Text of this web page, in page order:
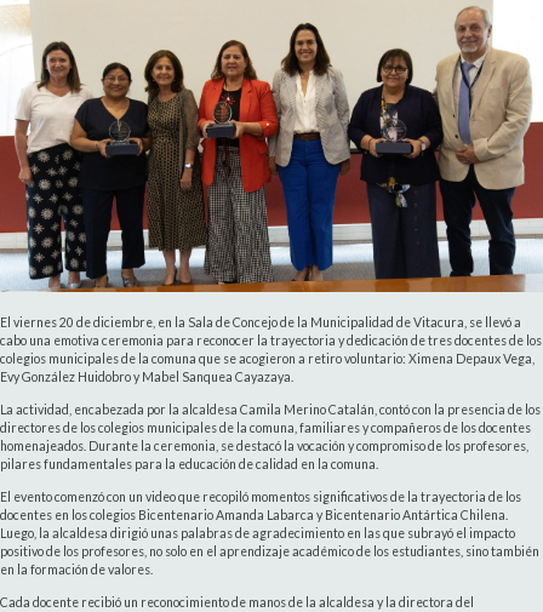
El viernes 20 de diciembre, en la Sala de Concejo de la Municipalidad de Vitacura, se llevó a
cabo una emotiva ceremonia para reconocer la trayectoria y dedicación de tres docentes de los
colegios municipales de la comuna que se acogieron a retiro voluntario: Ximena Depaux Vega,
Evy González Huidobro y Mabel Sanquea Cayazaya.
La actividad, encabezada por la alcaldesa Camila Merino Catalán, contó con la presencia de los
directores de los colegios municipales de la comuna, familiares y compañeros de los docentes
homenajeados. Durante la ceremonia, se destacó la vocación y compromiso de los profesores,
pilares fundamentales para la educación de calidad en la comuna.
El evento comenzó con un video que recopiló momentos significativos de la trayectoria de los
docentes en los colegios Bicentenario Amanda Labarca y Bicentenario Antártica Chilena.
Luego, la alcaldesa dirigió unas palabras de agradecimiento en las que subrayó el impacto
positivo de los profesores, no solo en el aprendizaje académico de los estudiantes, sino también
en la formación de valores.
Cada docente recibió un reconocimiento de manos de la alcaldesa y la directora del